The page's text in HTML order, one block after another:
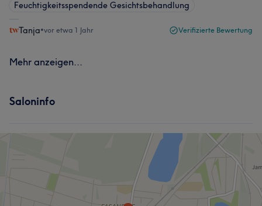
Feuchtigkeitsspendende Gesichtsbehandlung
Tanja•vor etwa 1 Jahr Verifizierte Bewertung
Mehr anzeigen...
Saloninfo